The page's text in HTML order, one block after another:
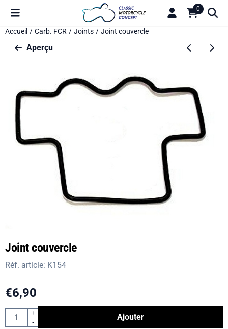
Préférences de cookies disponibles. Choisissez les paramètres
0
Accueil / Carb. FCR / Joints / Joint couvercle
Aperçu
Joint couvercle
Réf. article: K154
€6,90
Quantité
+
-
Ajouter